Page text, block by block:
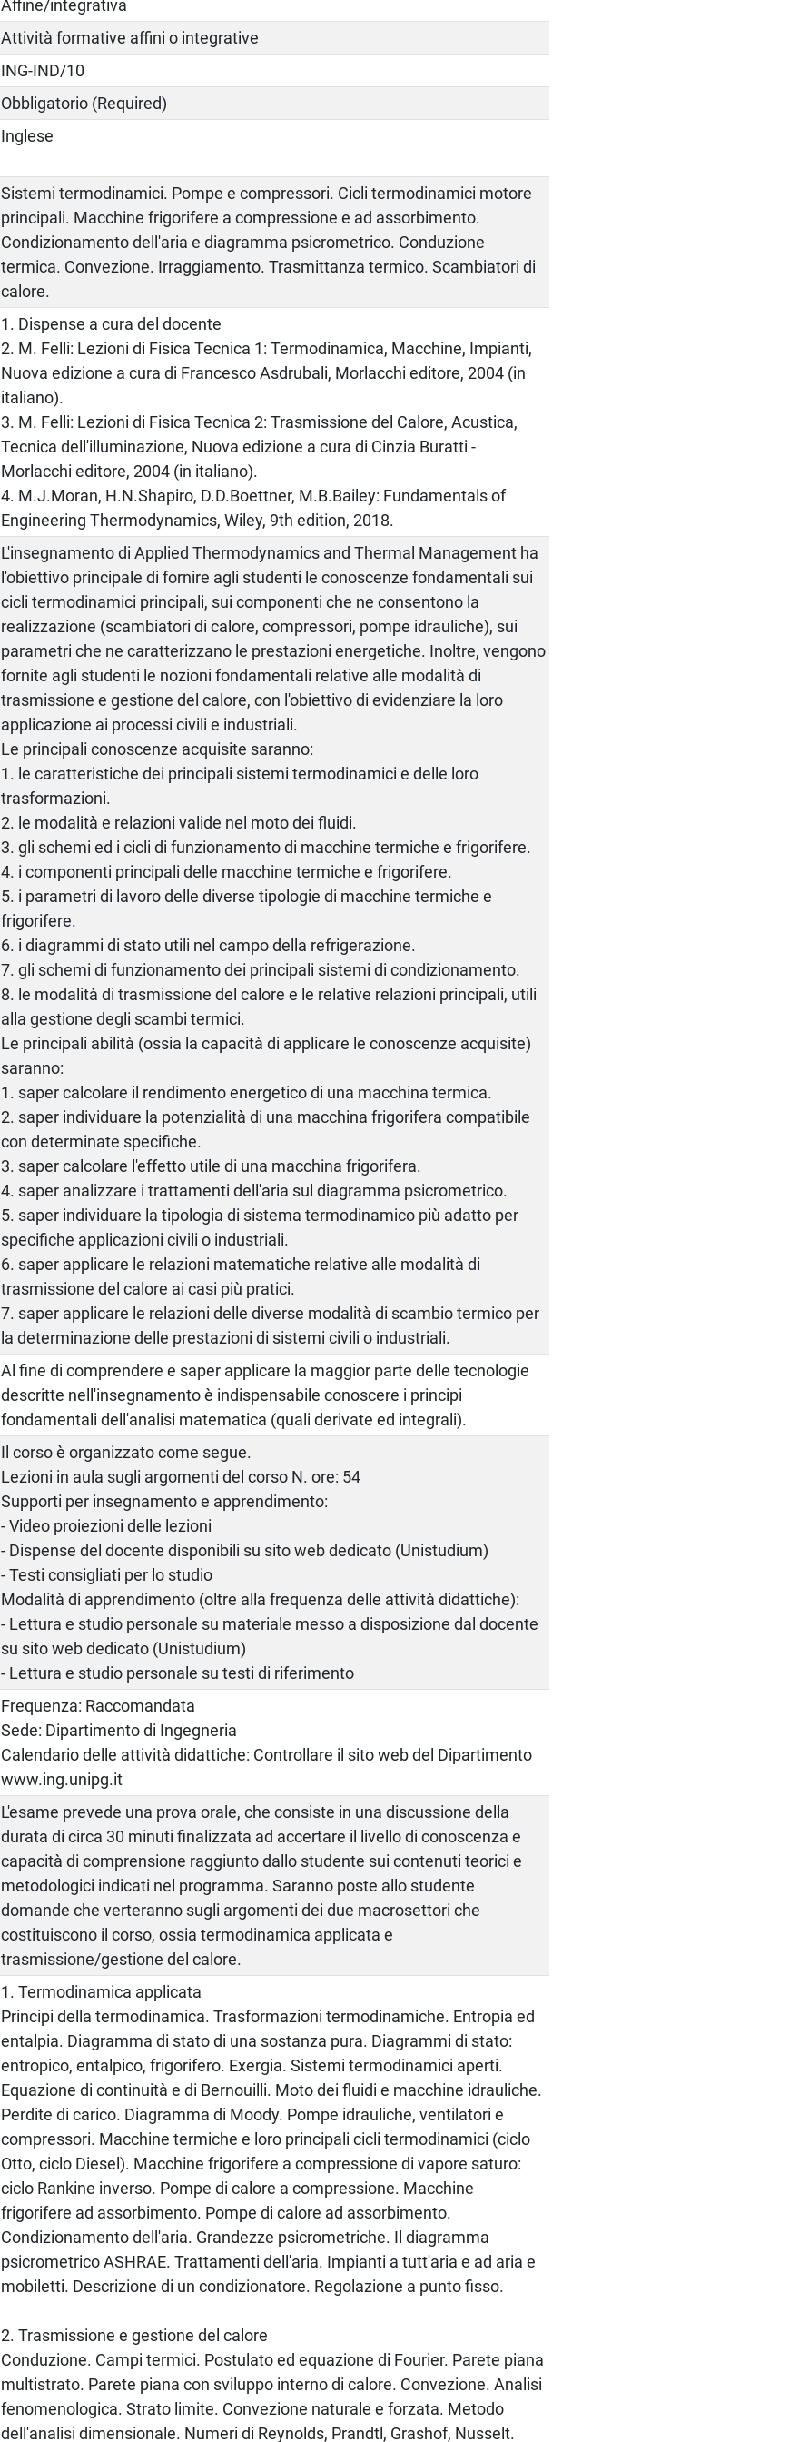
Affine/integrativa
Attività formative affini o integrative
ING-IND/10
Obbligatorio (Required)
Inglese
Sistemi termodinamici. Pompe e compressori. Cicli termodinamici motore
principali. Macchine frigorifere a compressione e ad assorbimento.
Condizionamento dell'aria e diagramma psicrometrico. Conduzione
termica. Convezione. Irraggiamento. Trasmittanza termico. Scambiatori di
calore.
1. Dispense a cura del docente
2. M. Felli: Lezioni di Fisica Tecnica 1: Termodinamica, Macchine, Impianti,
Nuova edizione a cura di Francesco Asdrubali, Morlacchi editore, 2004 (in
italiano).
3. M. Felli: Lezioni di Fisica Tecnica 2: Trasmissione del Calore, Acustica,
Tecnica dell'illuminazione, Nuova edizione a cura di Cinzia Buratti -
Morlacchi editore, 2004 (in italiano).
4. M.J.Moran, H.N.Shapiro, D.D.Boettner, M.B.Bailey: Fundamentals of
Engineering Thermodynamics, Wiley, 9th edition, 2018.
L'insegnamento di Applied Thermodynamics and Thermal Management ha
l'obiettivo principale di fornire agli studenti le conoscenze fondamentali sui
cicli termodinamici principali, sui componenti che ne consentono la
realizzazione (scambiatori di calore, compressori, pompe idrauliche), sui
parametri che ne caratterizzano le prestazioni energetiche. Inoltre, vengono
fornite agli studenti le nozioni fondamentali relative alle modalità di
trasmissione e gestione del calore, con l'obiettivo di evidenziare la loro
applicazione ai processi civili e industriali.
Le principali conoscenze acquisite saranno:
1. le caratteristiche dei principali sistemi termodinamici e delle loro
trasformazioni.
2. le modalità e relazioni valide nel moto dei fluidi.
3. gli schemi ed i cicli di funzionamento di macchine termiche e frigorifere.
4. i componenti principali delle macchine termiche e frigorifere.
5. i parametri di lavoro delle diverse tipologie di macchine termiche e
frigorifere.
6. i diagrammi di stato utili nel campo della refrigerazione.
7. gli schemi di funzionamento dei principali sistemi di condizionamento.
8. le modalità di trasmissione del calore e le relative relazioni principali, utili
alla gestione degli scambi termici.
Le principali abilità (ossia la capacità di applicare le conoscenze acquisite)
saranno:
1. saper calcolare il rendimento energetico di una macchina termica.
2. saper individuare la potenzialità di una macchina frigorifera compatibile
con determinate specifiche.
3. saper calcolare l'effetto utile di una macchina frigorifera.
4. saper analizzare i trattamenti dell'aria sul diagramma psicrometrico.
5. saper individuare la tipologia di sistema termodinamico più adatto per
specifiche applicazioni civili o industriali.
6. saper applicare le relazioni matematiche relative alle modalità di
trasmissione del calore ai casi più pratici.
7. saper applicare le relazioni delle diverse modalità di scambio termico per
la determinazione delle prestazioni di sistemi civili o industriali.
Al fine di comprendere e saper applicare la maggior parte delle tecnologie
descritte nell'insegnamento è indispensabile conoscere i principi
fondamentali dell'analisi matematica (quali derivate ed integrali).
Il corso è organizzato come segue.
Lezioni in aula sugli argomenti del corso N. ore: 54
Supporti per insegnamento e apprendimento:
- Video proiezioni delle lezioni
- Dispense del docente disponibili su sito web dedicato (Unistudium)
- Testi consigliati per lo studio
Modalità di apprendimento (oltre alla frequenza delle attività didattiche):
- Lettura e studio personale su materiale messo a disposizione dal docente
su sito web dedicato (Unistudium)
- Lettura e studio personale su testi di riferimento
Frequenza: Raccomandata
Sede: Dipartimento di Ingegneria
Calendario delle attività didattiche: Controllare il sito web del Dipartimento
www.ing.unipg.it
L'esame prevede una prova orale, che consiste in una discussione della
durata di circa 30 minuti finalizzata ad accertare il livello di conoscenza e
capacità di comprensione raggiunto dallo studente sui contenuti teorici e
metodologici indicati nel programma. Saranno poste allo studente
domande che verteranno sugli argomenti dei due macrosettori che
costituiscono il corso, ossia termodinamica applicata e
trasmissione/gestione del calore.
1. Termodinamica applicata
Principi della termodinamica. Trasformazioni termodinamiche. Entropia ed
entalpia. Diagramma di stato di una sostanza pura. Diagrammi di stato:
entropico, entalpico, frigorifero. Exergia. Sistemi termodinamici aperti.
Equazione di continuità e di Bernouilli. Moto dei fluidi e macchine idrauliche.
Perdite di carico. Diagramma di Moody. Pompe idrauliche, ventilatori e
compressori. Macchine termiche e loro principali cicli termodinamici (ciclo
Otto, ciclo Diesel). Macchine frigorifere a compressione di vapore saturo:
ciclo Rankine inverso. Pompe di calore a compressione. Macchine
frigorifere ad assorbimento. Pompe di calore ad assorbimento.
Condizionamento dell'aria. Grandezze psicrometriche. Il diagramma
psicrometrico ASHRAE. Trattamenti dell'aria. Impianti a tutt'aria e ad aria e
mobiletti. Descrizione di un condizionatore. Regolazione a punto fisso.
2. Trasmissione e gestione del calore
Conduzione. Campi termici. Postulato ed equazione di Fourier. Parete piana
multistrato. Parete piana con sviluppo interno di calore. Convezione. Analisi
fenomenologica. Strato limite. Convezione naturale e forzata. Metodo
dell'analisi dimensionale. Numeri di Reynolds, Prandtl, Grashof, Nusselt.